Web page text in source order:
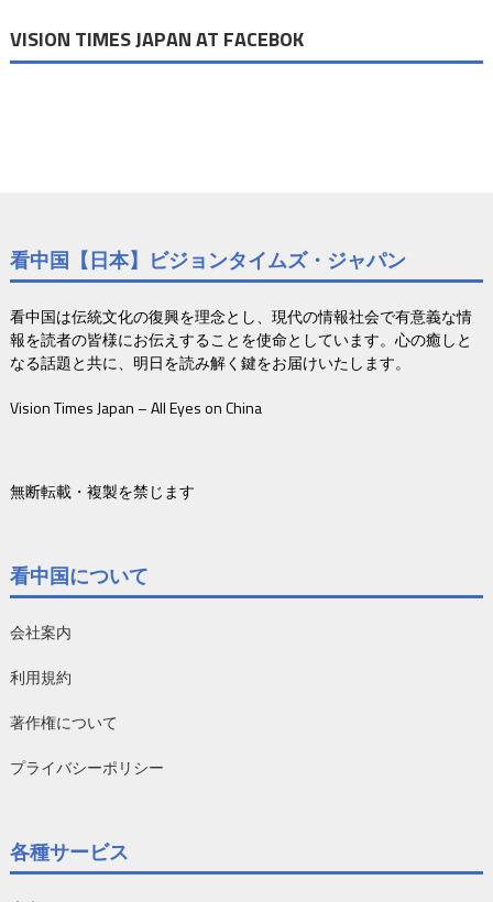
VISION TIMES JAPAN AT FACEBOK
看中国【日本】ビジョンタイムズ・ジャパン
看中国は伝統文化の復興を理念とし、現代の情報社会で有意義な情
報を読者の皆様にお伝えすることを使命としています。心の癒しと
なる話題と共に、明日を読み解く鍵をお届けいたします。
Vision Times Japan – All Eyes on China
無断転載・複製を禁じます
看中国について
会社案内
利用規約
著作権について
プライバシーポリシー
各種サービス